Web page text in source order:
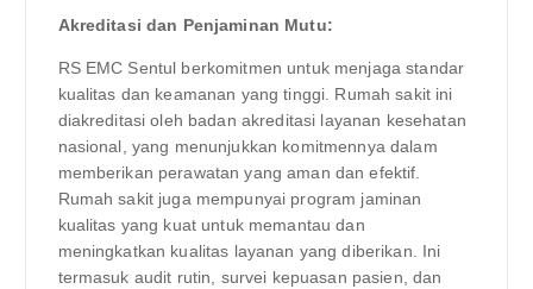
Akreditasi dan Penjaminan Mutu:
RS EMC Sentul berkomitmen untuk menjaga standar
kualitas dan keamanan yang tinggi. Rumah sakit ini
diakreditasi oleh badan akreditasi layanan kesehatan
nasional, yang menunjukkan komitmennya dalam
memberikan perawatan yang aman dan efektif.
Rumah sakit juga mempunyai program jaminan
kualitas yang kuat untuk memantau dan
meningkatkan kualitas layanan yang diberikan. Ini
termasuk audit rutin, survei kepuasan pasien, dan